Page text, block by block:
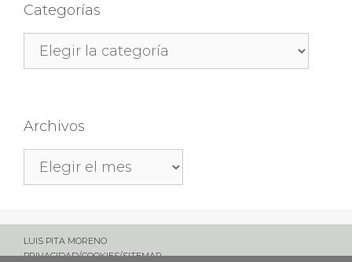
Categorías
Archivos
LUIS PITA MORENO
PRIVACIDAD/COOKIES/SITEMAP